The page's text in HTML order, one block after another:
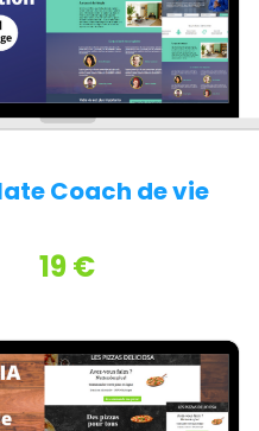
Coach de vie
19 €